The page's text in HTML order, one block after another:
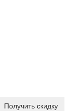
Получить скидку